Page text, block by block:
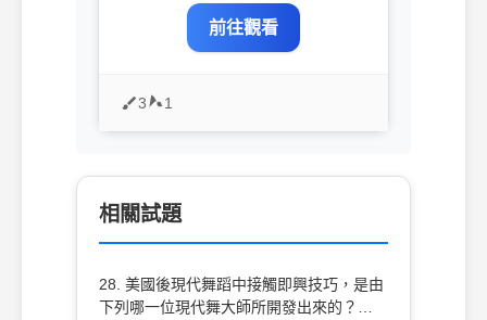
前往觀看
3 1
相關試題
28. 美國後現代舞蹈中接觸即興技巧，是由
下列哪一位現代舞大師所開發出來的？